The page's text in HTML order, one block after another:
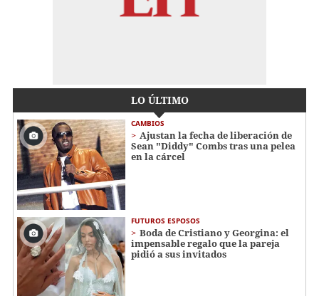
LO ÚLTIMO
CAMBIOS
Ajustan la fecha de liberación de
Sean "Diddy" Combs tras una pelea
en la cárcel
FUTUROS ESPOSOS
Boda de Cristiano y Georgina: el
impensable regalo que la pareja
pidió a sus invitados